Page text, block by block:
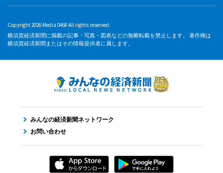
Copyright 2026 Media 0468 All rights reserved.
横須賀経済新聞に掲載の記事・写真・図表などの無断転載を禁止します。 著作権は
横須賀経済新聞またはその情報提供者に属します。
みんなの経済新聞ネットワーク
お問い合わせ